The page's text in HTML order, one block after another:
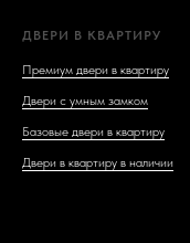
ДВЕРИ В КВАРТИРУ
Премиум двери в квартиру
Двери с умным замком
Базовые двери в квартиру
Двери в квартиру в наличии